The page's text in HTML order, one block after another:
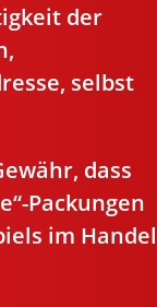
der
selbst
dass
Packungen
im Handel